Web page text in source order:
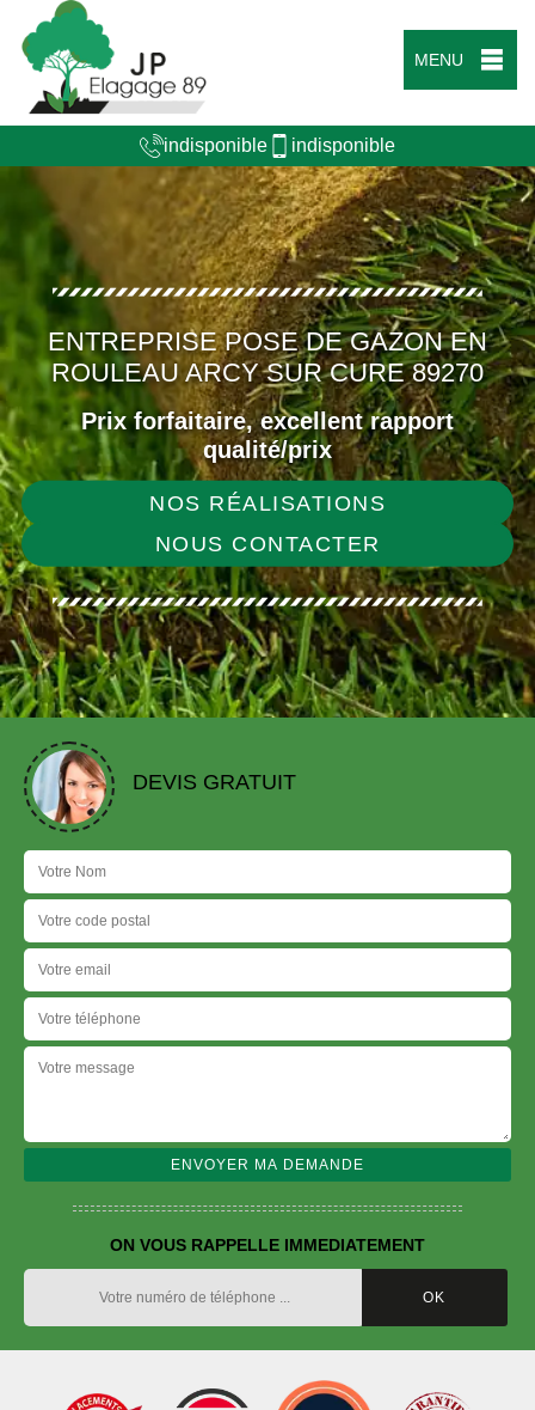
MENU
indisponible indisponible
ENTREPRISE POSE DE GAZON EN
ROULEAU ARCY SUR CURE 89270
Prix forfaitaire, excellent rapport
qualité/prix
NOS RÉALISATIONS
NOUS CONTACTER
DEVIS GRATUIT
ON VOUS RAPPELLE IMMEDIATEMENT